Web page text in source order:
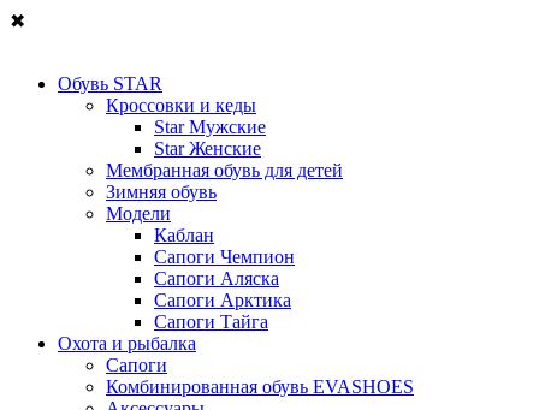
✖
Обувь STAR
Кроссовки и кеды
Star Мужские
Star Женские
Мембранная обувь для детей
Зимняя обувь
Модели
Каблан
Сапоги Чемпион
Сапоги Аляска
Сапоги Арктика
Сапоги Тайга
Охота и рыбалка
Сапоги
Комбинированная обувь EVASHOES